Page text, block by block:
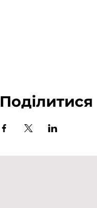
Поділитися